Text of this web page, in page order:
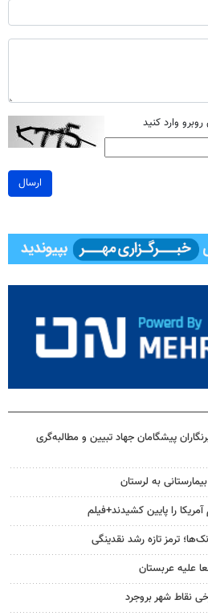
وارد کنید
ارسال
پیشگامان جهاد تبیین و مطالبه‌گری
به لرستان
را پایین کشیدند+فیلم
ترمز تازه رشد نقدینگی
علیه عربستان
نقاط شهر بروجرد